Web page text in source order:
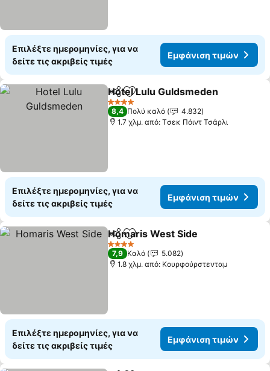
Επιλέξτε ημερομηνίες, για να
δείτε τις ακριβείς τιμές
Εμφάνιση τιμών
Κοινοποίηση
Προσθήκη στα αγαπημένα
Hotel Lulu Guldsmeden
4 Αστέρια
8,4 Πολύ καλό
4.832
1.7 χλμ. από: Tσεκ Πόιντ Τσάρλι
Επιλέξτε ημερομηνίες, για να
δείτε τις ακριβείς τιμές
Εμφάνιση τιμών
Κοινοποίηση
Προσθήκη στα αγαπημένα
Homaris West Side
4 Αστέρια
7,9 Καλό
5.082
1.8 χλμ. από: Κουρφούρστενταμ
Επιλέξτε ημερομηνίες, για να
δείτε τις ακριβείς τιμές
Εμφάνιση τιμών